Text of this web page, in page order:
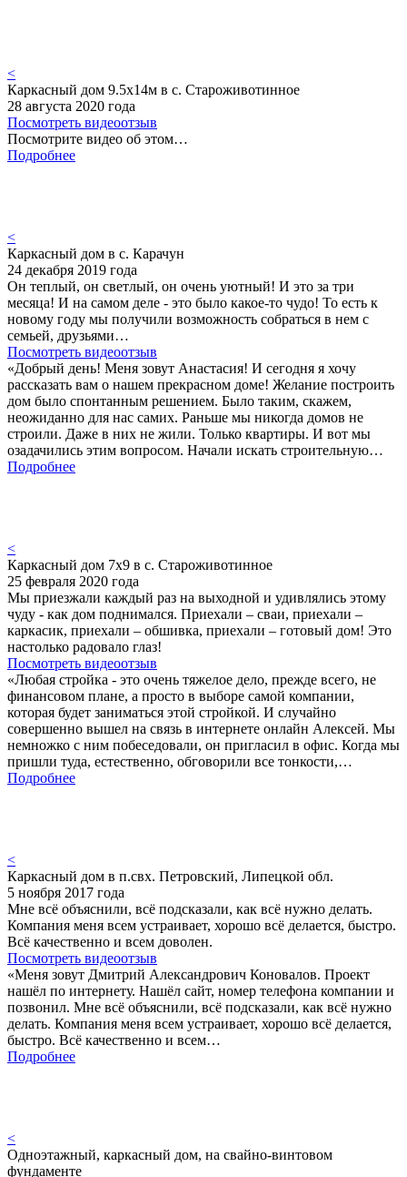
<
Каркасный дом 9.5х14м в с. Староживотинное
28 августа 2020 года
Посмотреть видеоотзыв
Посмотрите видео об этом…
Подробнее
<
Каркасный дом в с. Карачун
24 декабря 2019 года
Он теплый, он светлый, он очень уютный! И это за три
месяца! И на самом деле - это было какое-то чудо! То есть к
новому году мы получили возможность собраться в нем с
семьей, друзьями…
Посмотреть видеоотзыв
«Добрый день! Меня зовут Анастасия! И сегодня я хочу
рассказать вам о нашем прекрасном доме! Желание построить
дом было спонтанным решением. Было таким, скажем,
неожиданно для нас самих. Раньше мы никогда домов не
строили. Даже в них не жили. Только квартиры. И вот мы
озадачились этим вопросом. Начали искать строительную…
Подробнее
<
Каркасный дом 7х9 в с. Староживотинное
25 февраля 2020 года
Мы приезжали каждый раз на выходной и удивлялись этому
чуду - как дом поднимался. Приехали – сваи, приехали –
каркасик, приехали – обшивка, приехали – готовый дом! Это
настолько радовало глаз!
Посмотреть видеоотзыв
«Любая стройка - это очень тяжелое дело, прежде всего, не
финансовом плане, а просто в выборе самой компании,
которая будет заниматься этой стройкой. И случайно
совершенно вышел на связь в интернете онлайн Алексей. Мы
немножко с ним побеседовали, он пригласил в офис. Когда мы
пришли туда, естественно, обговорили все тонкости,…
Подробнее
<
Каркасный дом в п.свх. Петровский, Липецкой обл.
5 ноября 2017 года
Мне всё объяснили, всё подсказали, как всё нужно делать.
Компания меня всем устраивает, хорошо всё делается, быстро.
Всё качественно и всем доволен.
Посмотреть видеоотзыв
«Меня зовут Дмитрий Александрович Коновалов. Проект
нашёл по интернету. Нашёл сайт, номер телефона компании и
позвонил. Мне всё объяснили, всё подсказали, как всё нужно
делать. Компания меня всем устраивает, хорошо всё делается,
быстро. Всё качественно и всем…
Подробнее
<
Одноэтажный, каркасный дом, на свайно-винтовом
фундаменте